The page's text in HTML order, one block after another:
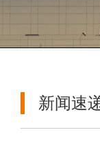
新闻速